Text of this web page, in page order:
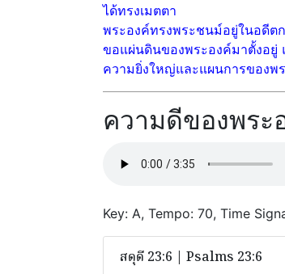
ได้ทรงเมตตา
พระองค์ทรงพระชนม์อยู่ในอดีต
ขอแผ่นดินของพระองค์มาตั้งอยู่
ความยิ่งใหญ่และแผนการของพ
ความดีของพระ
Key: A, Tempo: 70, Time
สดุดี 23:6 | Psalms 23:6